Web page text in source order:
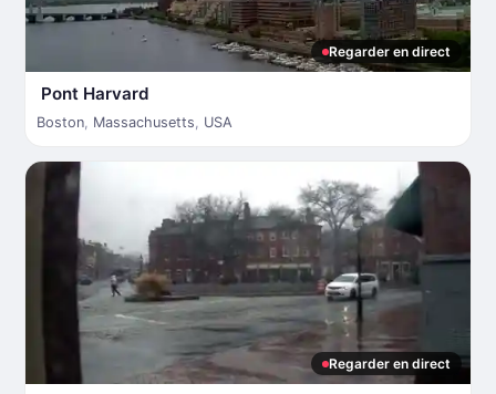
Regarder en direct
Pont Harvard
Boston, Massachusetts, USA
Regarder en direct